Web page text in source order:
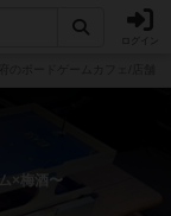
×梅酒〜